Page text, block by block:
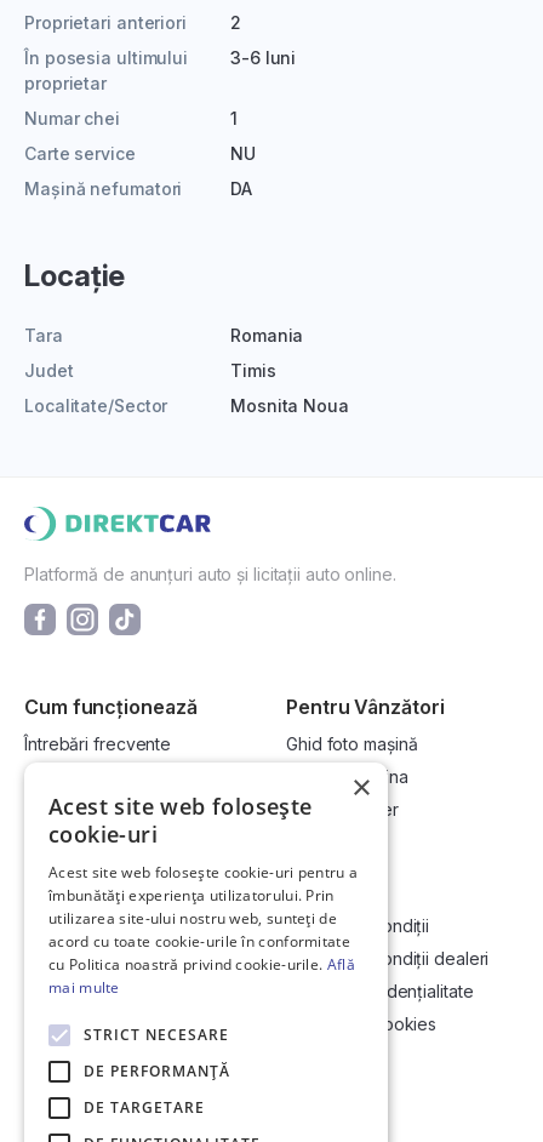
Proprietari anteriori
2
În posesia ultimului
proprietar
3-6 luni
Numar chei
1
Carte service
NU
Mașină nefumatori
DA
Locație
Tara
Romania
Judet
Timis
Localitate/Sector
Mosnita Noua
Platformă de anunțuri auto și licitații auto online.
Cum funcționează
Întrebări frecvente
Cum vând la licitație?
Pentru Vânzători
Ghid foto mașină
Vinde-ți mașina
Devino dealer
Link-uri utile
Informații utile vizionare
Contact
Soluționarea Online a litigiilor
ANCP
Compania
Termeni și condiții
Termeni și condiții dealeri
Politică confidențialitate
Politica de cookies
×
Acest site web folosește
cookie-uri
Acest site web folosește cookie-uri pentru a
îmbunătăți experiența utilizatorului. Prin
utilizarea site-ului nostru web, sunteți de
acord cu toate cookie-urile în conformitate
cu Politica noastră privind cookie-urile. Află
mai multe
STRICT NECESARE
DE PERFORMANȚĂ
DE TARGETARE